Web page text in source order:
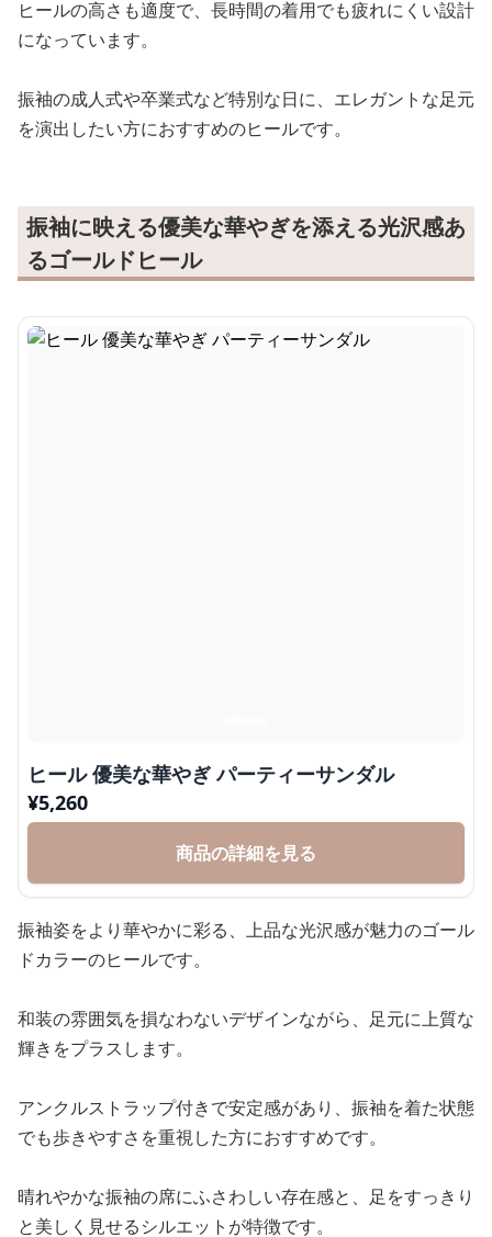
ヒールの高さも適度で、長時間の着用でも疲れにくい設計
になっています。
振袖の成人式や卒業式など特別な日に、エレガントな足元
を演出したい方におすすめのヒールです。
振袖に映える優美な華やぎを添える光沢感あ
るゴールドヒール
ヒール 優美な華やぎ パーティーサンダル
¥5,260
商品の詳細を見る
振袖姿をより華やかに彩る、上品な光沢感が魅力のゴール
ドカラーのヒールです。
和装の雰囲気を損なわないデザインながら、足元に上質な
輝きをプラスします。
アンクルストラップ付きで安定感があり、振袖を着た状態
でも歩きやすさを重視した方におすすめです。
晴れやかな振袖の席にふさわしい存在感と、足をすっきり
と美しく見せるシルエットが特徴です。